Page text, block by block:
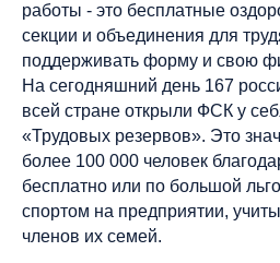
работы - это бесплатные
секции и объединения для
поддерживать форму и свою
На сегодняшний день 167
всей стране открыли ФСК у
«Трудовых резервов». Это
более 100 000 человек
бесплатно или по большой
спортом на предприятии,
членов их семей.